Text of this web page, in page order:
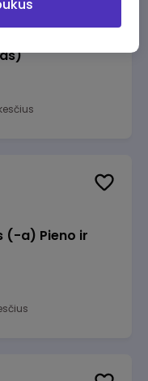
(-a) Pieno ir